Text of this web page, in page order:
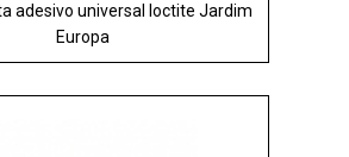
adesivo universal loctite Jardim
Europa